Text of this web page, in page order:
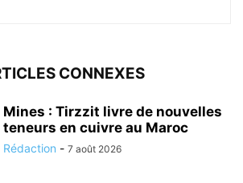
CONNEXES
Mines : Tirzzit livre de nouvelles
teneurs en cuivre au Maroc
Rédaction - 7 août 2026